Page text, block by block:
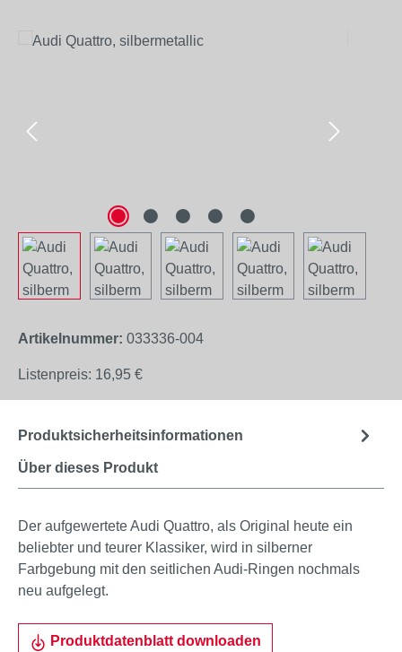
Bildergalerie überspringen
Artikelnummer: 033336-004
Listenpreis: 16,95 €
Über dieses Produkt
Produktsicherheitsinformationen
Der aufgewertete Audi Quattro, als Original heute ein
beliebter und teurer Klassiker, wird in silberner
Farbgebung mit den seitlichen Audi-Ringen nochmals
neu aufgelegt.
Produktdatenblatt downloaden